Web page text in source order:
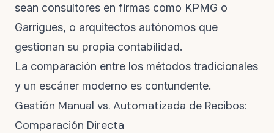
sean consultores en firmas como KPMG o
Garrigues, o arquitectos autónomos que
gestionan su propia contabilidad.
La comparación entre los métodos tradicionales
y un escáner moderno es contundente.
Gestión Manual vs. Automatizada de Recibos:
Comparación Directa